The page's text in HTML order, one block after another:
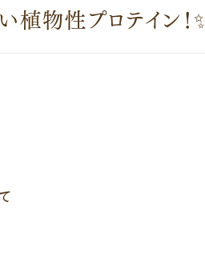
植物性プロテイン！